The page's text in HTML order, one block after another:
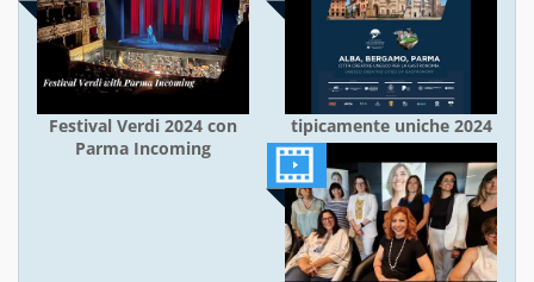
Festival Verdi 2024 con
Parma Incoming
tipicamente uniche 2024